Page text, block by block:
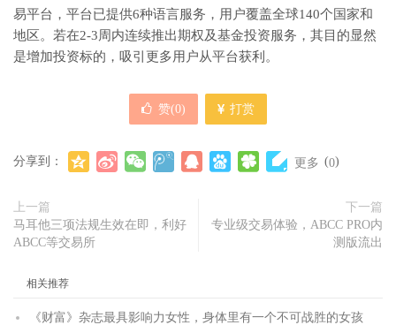
易平台，平台已提供6种语言服务，用户覆盖全球140个国家和
地区。若在2-3周内连续推出期权及基金投资服务，其目的显然
是增加投资标的，吸引更多用户从平台获利。
赞(0) 打赏
分享到： 更多 (0)
上一篇
马耳他三项法规生效在即，利好
ABCC等交易所
下一篇
专业级交易体验，ABCC PRO内
测版流出
相关推荐
《财富》杂志最具影响力女性，身体里有一个不可战胜的女孩